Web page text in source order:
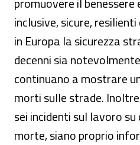
inclusive, sicure,
in Europa la sicurezza
decenni sia
continuano a mostrare
morti sulle strade.
sei incidenti sul lavoro
morte, siano proprio